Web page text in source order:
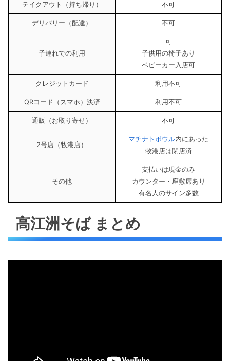
テイクアウト（持ち帰り） 不可
デリバリー（配達） 不可
子連れでの利用
可
子供用の椅子あり
ベビーカー入店可
クレジットカード 利用不可
QRコード（スマホ）決済 利用不可
通販（お取り寄せ） 不可
2号店（牧港店）
マチナトボウル内にあった
牧港店は閉店済
その他
支払いは現金のみ
カウンター・座敷席あり
有名人のサイン多数
高江洲そば まとめ